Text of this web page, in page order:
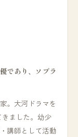
であり、ソプラ
。大河ドラマを
ました。幼少
講師として活動